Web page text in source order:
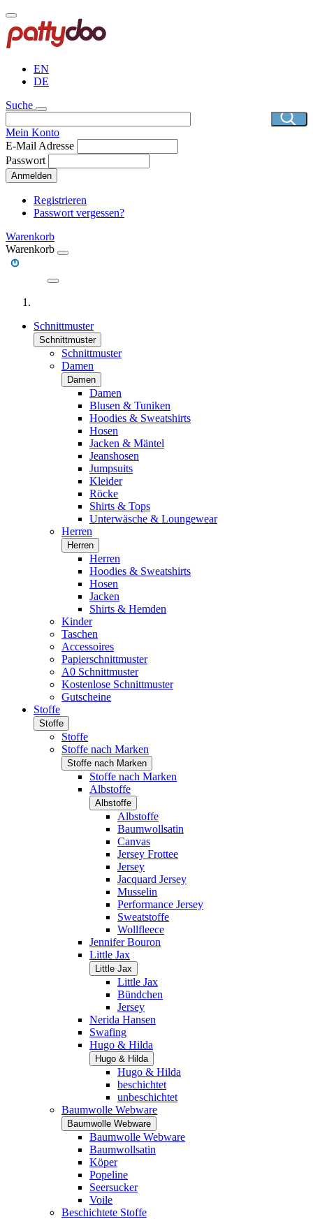
Direkt
zum
Inhalt
EN
DE
Suche
Mein Konto
E-Mail Adresse
Passwort
Anmelden
Registrieren
Passwort vergessen?
Warenkorb
Warenkorb
Schnittmuster
Schnittmuster
Schnittmuster
Damen
Damen
Damen
Blusen & Tuniken
Hoodies & Sweatshirts
Hosen
Jacken & Mäntel
Jeanshosen
Jumpsuits
Kleider
Röcke
Shirts & Tops
Unterwäsche & Loungewear
Herren
Herren
Herren
Hoodies & Sweatshirts
Hosen
Jacken
Shirts & Hemden
Kinder
Taschen
Accessoires
Papierschnittmuster
A0 Schnittmuster
Kostenlose Schnittmuster
Gutscheine
Stoffe
Stoffe
Stoffe
Stoffe nach Marken
Stoffe nach Marken
Stoffe nach Marken
Albstoffe
Albstoffe
Albstoffe
Baumwollsatin
Canvas
Jersey Frottee
Jersey
Jacquard Jersey
Musselin
Performance Jersey
Sweatstoffe
Wollfleece
Jennifer Bouron
Little Jax
Little Jax
Little Jax
Bündchen
Jersey
Nerida Hansen
Swafing
Hugo & Hilda
Hugo & Hilda
Hugo & Hilda
beschichtet
unbeschichtet
Baumwolle Webware
Baumwolle Webware
Baumwolle Webware
Baumwollsatin
Köper
Popeline
Seersucker
Voile
Beschichtete Stoffe